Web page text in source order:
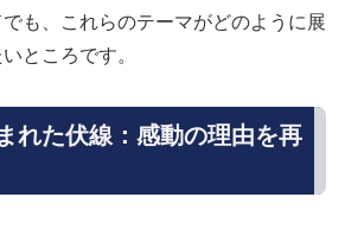
も、これらのテーマがどのように展
ところです。
れた伏線：感動の理由を再